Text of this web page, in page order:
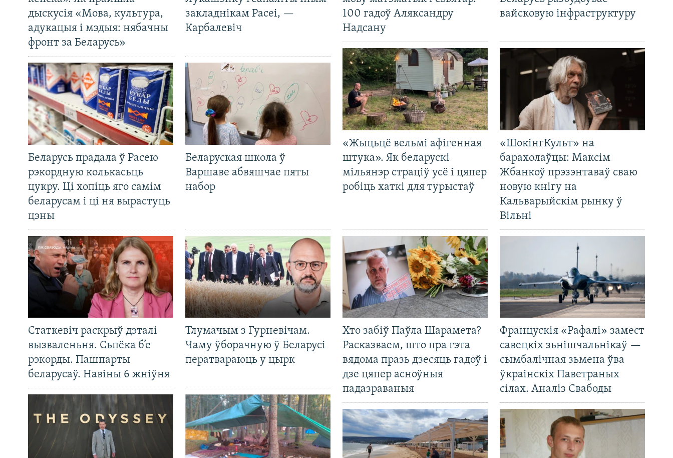
дыскусія «Мова, культура,
адукацыя і мэдыя: нябачны
фронт за Беларусь»
закладнікам Расеі, —
Карбалевіч
Беларусь прадала ў Расею
рэкордную колькасьць
цукру. Ці хопіць яго самім
беларусам і ці ня вырастуць
цэны
Беларуская школа ў
Варшаве абвяшчае пяты
набор
Статкевіч раскрыў дэталі
вызваленьня. Сьпёка б’е
рэкорды. Пашпарты
беларусаў. Навіны 6 жніўня
Тлумачым з Гурневічам.
Чаму ўборачную ў Беларусі
ператвараюць у цырк
100 гадоў Аляксандру
Надсану
вайсковую інфраструктуру
«Жыцьцё вельмі афігенная
штука». Як беларускі
мільянэр страціў усё і цяпер
робіць хаткі для турыстаў
«ШокінгКульт» на
барахолаўцы: Максім
Жбанкоў прэзэнтаваў сваю
новую кнігу на
Кальварыйскім рынку ў
Вільні
Хто забіў Паўла Шарамета?
Расказваем, што пра гэта
вядома празь дзесяць гадоў і
дзе цяпер асноўныя
падазраваныя
Францускія «Рафалі» замест
савецкіх зьнішчальнікаў —
сымбалічная зьмена ўва
ўкраінскіх Паветраных
сілах. Аналіз Свабоды